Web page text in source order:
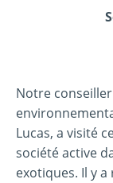
Notre
Lucas, a visité
société active
exotiques. Il y